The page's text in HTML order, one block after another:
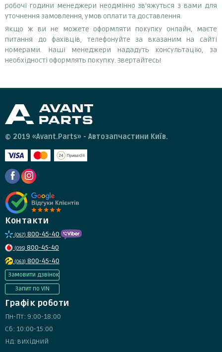
робочі години менеджери неодмінно зв'яжуться з вами для
уточнення замовлення, умов оплати та доставлення.
Якщо ж ви не можете оформляти покупку онлайн, маєте
питання до фахівців, телефонуйте за вказаним на сайті
номерами. Наші менеджери нададуть консультацію, за
необхідності оформлять покупку. Звертайтесь!
© 2019 «Avant.Parts» - Автозапчастини Київ.
Контакти
(067) 800-45-40
(095) 800-45-40
(063) 800-45-40
Замовити дзвінок
Запит по VIN
Графік роботи
Пн-Пт: 9:00-18:00
Сб: 10:00-15:00
Нд: вихідний